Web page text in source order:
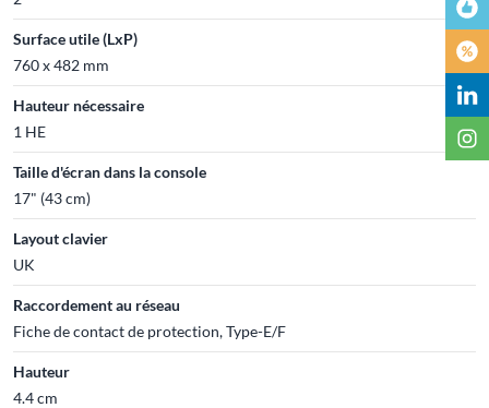
Surface utile (LxP)
760 x 482 mm
Hauteur nécessaire
1 HE
Taille d'écran dans la console
17" (43 cm)
Layout clavier
UK
Raccordement au réseau
Fiche de contact de protection, Type-E/F
Hauteur
4.4 cm